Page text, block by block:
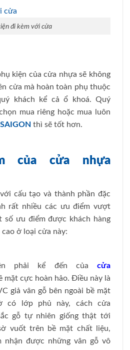
đi kèm với cửa
kiện của cửa nhựa sẽ không
cửa mà hoàn toàn phụ thuộc
khách kể cả ổ khoá. Quý
mua riêng hoặc mua luôn
thì sẽ tốt hơn.
của cửa nhựa
cấu tạo và thành phần đặc
rất nhiều các ưu điểm vượt
ưu điểm được khách hàng
ở loại cửa này:
phải kể đến của cửa
mặt cực hoàn hảo. Điều này là
giả vân gỗ bên ngoài bề mặt
có lớp phủ này, cách cửa
gỗ tự nhiên giống thật tới
vuốt trên bề mặt chất liệu,
nhận được những vân gỗ vô